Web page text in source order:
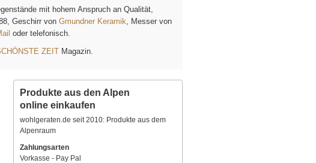
mit hohem Anspruch an Qualität,
Geschirr von Gmundner Keramik, Messer von
oder telefonisch.
ZEIT Magazin.
Produkte aus den Alpen
online einkaufen
wohlgeraten.de seit 2010: Produkte aus dem
Alpenraum
Zahlungsarten
Vorkasse - Pay Pal